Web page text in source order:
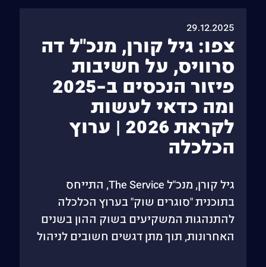
29.12.2025
צפו: גיל קורן, מנכ"ל דה
סרוויס, על חשיבות
פיזור הנכסים ב-2025
ומה כדאי לעשות
לקראת 2026 | ערוץ
הכלכלה
גיל קורן, מנכ"ל The Service, התייחס
בתוכנית "סוגרים שוק" בערוץ הכלכלה
להתנהגות המשקיעים בשוק ההון בשנים
האחרונות, תוך מתן דגשים חשובים לניהול